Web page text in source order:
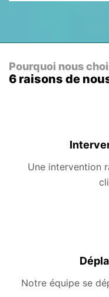
Pourquoi nous
6 raisons de
Une intervention
Notre équipe se